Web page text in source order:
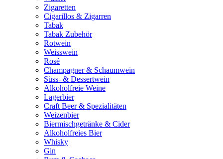
Zigaretten
Cigarillos & Zigarren
Tabak
Tabak Zubehör
Rotwein
Weisswein
Rosé
Champagner & Schaumwein
Süss- & Dessertwein
Alkoholfreie Weine
Lagerbier
Craft Beer & Spezialitäten
Weizenbier
Biermischgetränke & Cider
Alkoholfreies Bier
Whisky
Gin